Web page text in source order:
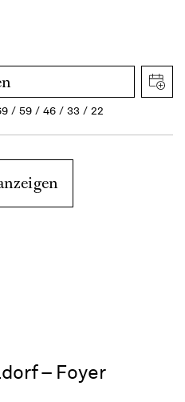
59 46 33 22
– Foyer